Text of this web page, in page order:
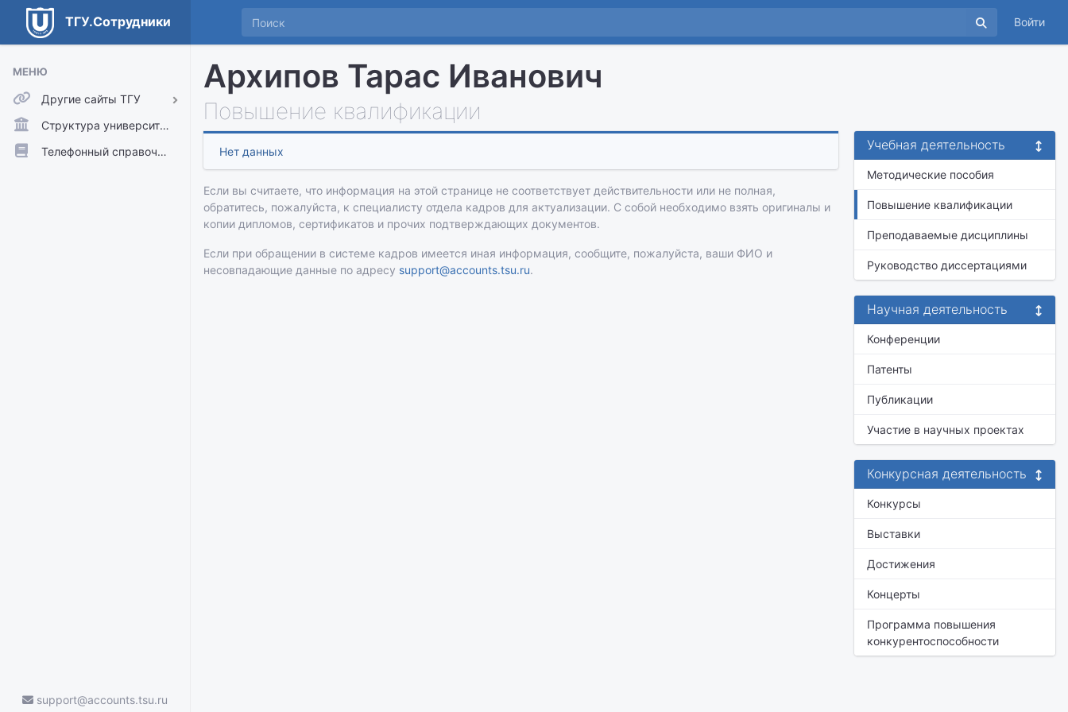
ТГУ.Сотрудники Войти
МЕНЮ
Другие сайты ТГУ
ТГУ.Аккаунты
ТГУ.Расписание
Структура университета
Телефонный справочник
support@accounts.tsu.ru
Архипов Тарас Иванович
Повышение квалификации
Нет данных
Если вы считаете, что информация на этой странице не соответствует действительности или не полная,
обратитесь, пожалуйста, к специалисту отдела кадров для актуализации. С собой необходимо взять оригиналы и
копии дипломов, сертификатов и прочих подтверждающих документов.
Если при обращении в системе кадров имеется иная информация, сообщите, пожалуйста, ваши ФИО и
несовпадающие данные по адресу support@accounts.tsu.ru.
Учебная деятельность
Методические пособия
Повышение квалификации
Преподаваемые дисциплины
Руководство диссертациями
Научная деятельность
Конференции
Патенты
Публикации
Участие в научных проектах
Конкурсная деятельность
Конкурсы
Выставки
Достижения
Концерты
Программа повышения
конкурентоспособности